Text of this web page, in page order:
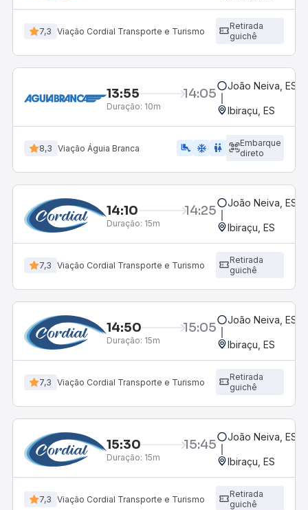
7,3 Viação Cordial Transporte e Turismo
Retirada
guichê
13:55 14:05
Duração: 10m
João Neiva, ES
Ibiraçu, ES
8,3 Viação Águia Branca airline_seat_legroom_extra ac_unit WC
Embarque
direto
14:10 14:25
Duração: 15m
João Neiva, ES
Ibiraçu, ES
7,3 Viação Cordial Transporte e Turismo
Retirada
guichê
14:50 15:05
Duração: 15m
João Neiva, ES
Ibiraçu, ES
7,3 Viação Cordial Transporte e Turismo
Retirada
guichê
15:30 15:45
Duração: 15m
João Neiva, ES
Ibiraçu, ES
7,3 Viação Cordial Transporte e Turismo
Retirada
guichê